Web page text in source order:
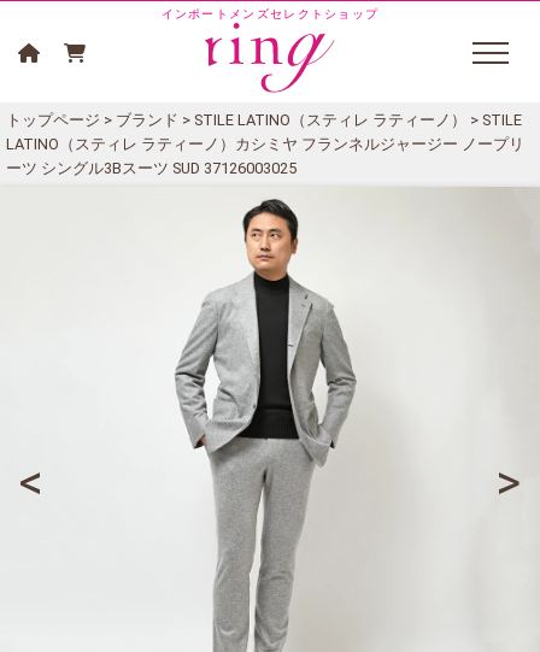
インポートメンズセレクトショップ
トップページ > ブランド > STILE LATINO（スティレ ラティーノ）
> STILE
LATINO（スティレ ラティーノ）カシミヤ フランネルジャージー ノープリ
ーツ シングル3Bスーツ SUD 37126003025